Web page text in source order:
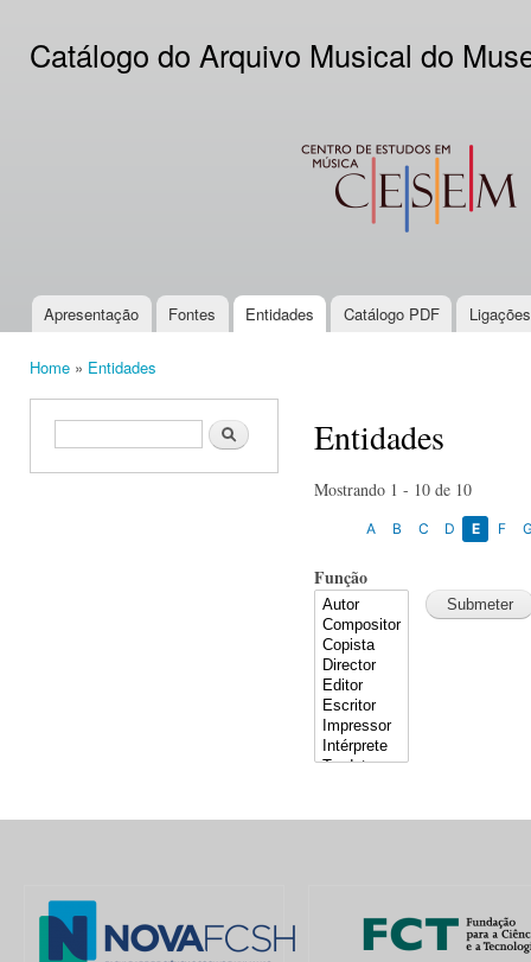
Catálogo do Arquivo Musical do
CESEM
Main menu
Apresentação Fontes Entidades Catálogo PDF
Home » Entidades
Search form Search Entidades
Mostrando 1 - 10 de 10
A B C D E F
Função